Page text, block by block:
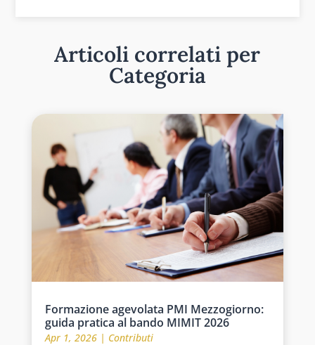
Articoli correlati per
Categoria
Formazione agevolata PMI Mezzogiorno:
guida pratica al bando MIMIT 2026
Apr 1, 2026| Contributi